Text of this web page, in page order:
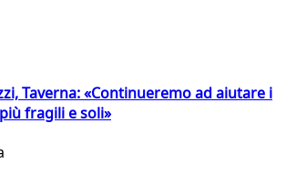
Taverna: «Continueremo ad aiutare i
fragili e soli»